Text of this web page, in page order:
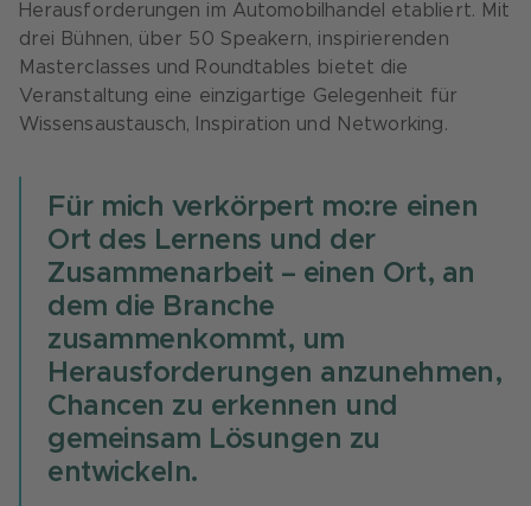
Herausforderungen im Automobilhandel etabliert. Mit
drei Bühnen, über 50 Speakern, inspirierenden
Masterclasses und Roundtables bietet die
Veranstaltung eine einzigartige Gelegenheit für
Wissensaustausch, Inspiration und Networking.
Für mich verkörpert mo:re einen
Ort des Lernens und der
Zusammenarbeit – einen Ort, an
dem die Branche
zusammenkommt, um
Herausforderungen anzunehmen,
Chancen zu erkennen und
gemeinsam Lösungen zu
entwickeln.